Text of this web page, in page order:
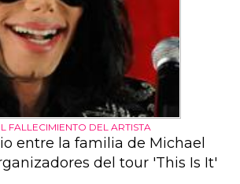
FALLECIMIENTO DEL ARTISTA
entre la familia de Michael
del tour 'This Is It'